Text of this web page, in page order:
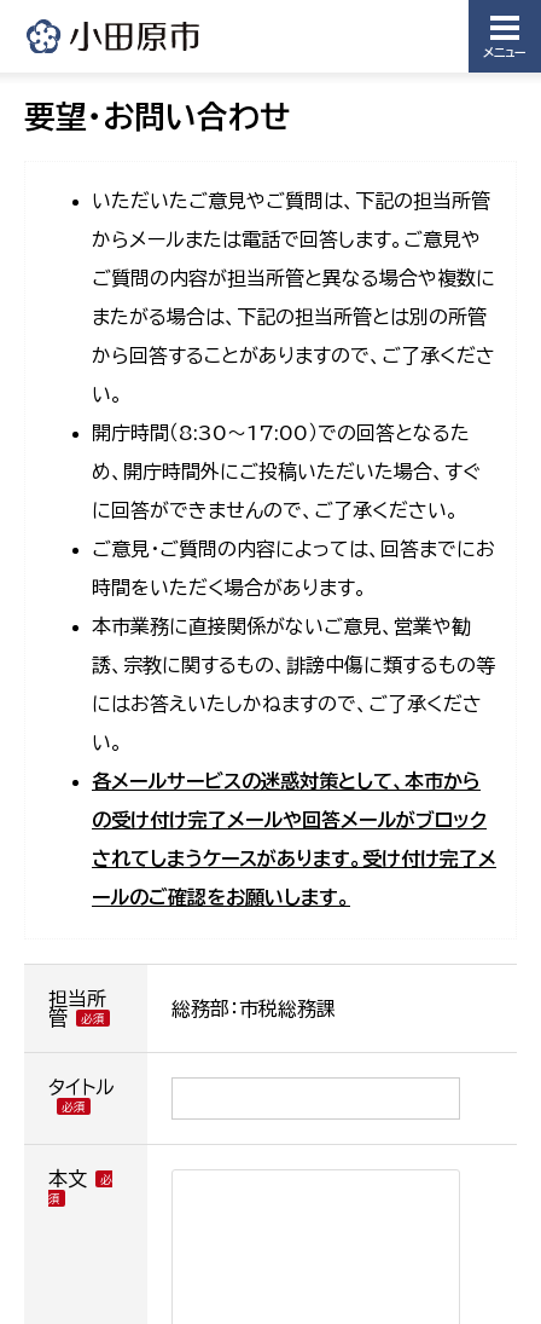
メニュー
要望・お問い合わせ
いただいたご意見やご質問は、下記の担当所管
からメールまたは電話で回答します。ご意見や
ご質問の内容が担当所管と異なる場合や複数に
またがる場合は、下記の担当所管とは別の所管
から回答することがありますので、ご了承くださ
い。
開庁時間（8:30〜17:00）での回答となるた
め、開庁時間外にご投稿いただいた場合、すぐ
に回答ができませんので、ご了承ください。
ご意見・ご質問の内容によっては、回答までにお
時間をいただく場合があります。
本市業務に直接関係がないご意見、営業や勧
誘、宗教に関するもの、誹謗中傷に類するもの等
にはお答えいたしかねますので、ご了承くださ
い。
各メールサービスの迷惑対策として、本市から
の受け付け完了メールや回答メールがブロック
されてしまうケースがあります。受け付け完了メ
ールのご確認をお願いします。
担当所
管
総務部：市税総務課
タイトル
本文